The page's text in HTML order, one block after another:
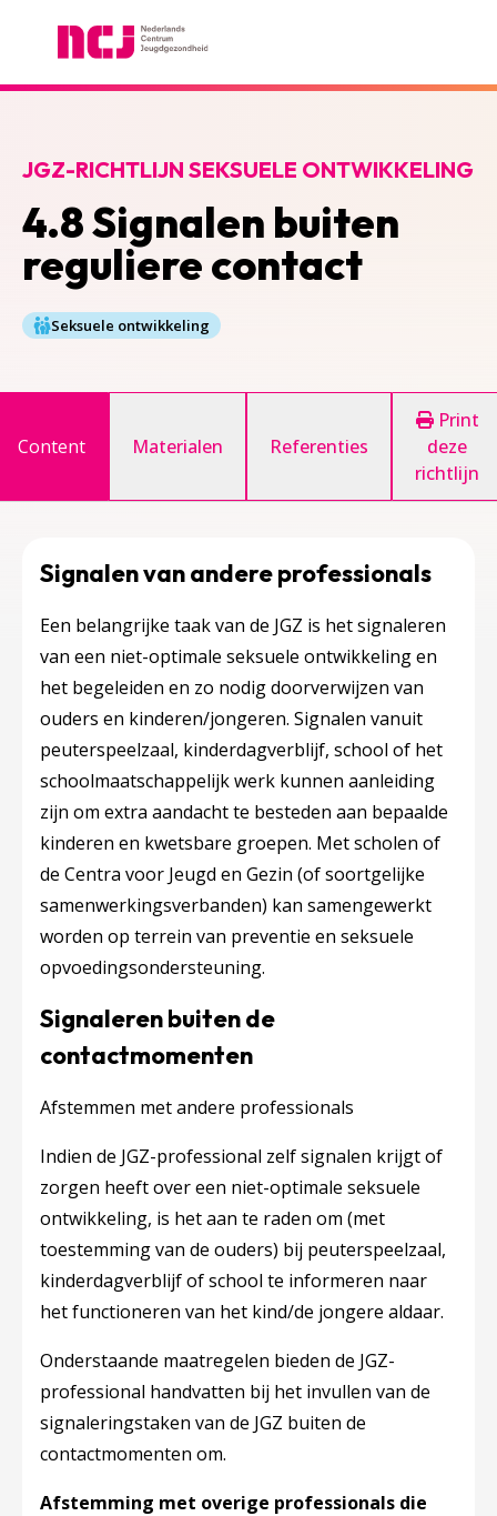
4.8 Signalen buiten
reguliere contact
JGZ-RICHTLIJN SEKSUELE ONTWIKKELING
Seksuele ontwikkeling
Content Materialen Referenties
Print
deze
richtlijn
Signalen van andere professionals
Een belangrijke taak van de JGZ is het signaleren
van een niet-optimale seksuele ontwikkeling en
het begeleiden en zo nodig doorverwijzen van
ouders en kinderen/jongeren. Signalen vanuit
peuterspeelzaal, kinderdagverblijf, school of het
schoolmaatschappelijk werk kunnen aanleiding
zijn om extra aandacht te besteden aan bepaalde
kinderen en kwetsbare groepen. Met scholen of
de Centra voor Jeugd en Gezin (of soortgelijke
samenwerkingsverbanden) kan samengewerkt
worden op terrein van preventie en seksuele
opvoedingsondersteuning.
Signaleren buiten de
contactmomenten
Afstemmen met andere professionals
Indien de JGZ-professional zelf signalen krijgt of
zorgen heeft over een niet-optimale seksuele
ontwikkeling, is het aan te raden om (met
toestemming van de ouders) bij peuterspeelzaal,
kinderdagverblijf of school te informeren naar
het functioneren van het kind/de jongere aldaar.
Onderstaande maatregelen bieden de JGZ-
professional handvatten bij het invullen van de
signaleringstaken van de JGZ buiten de
contactmomenten om.
Afstemming met overige professionals die